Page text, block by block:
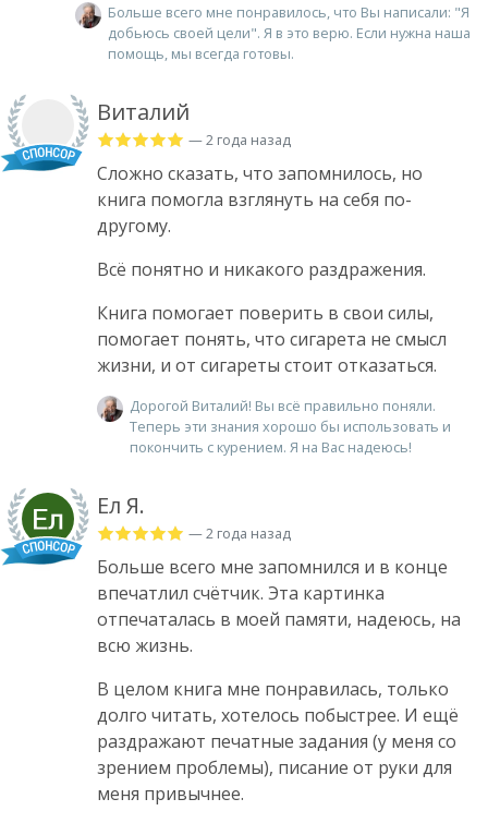
Больше всего мне понравилось, что Вы написали: "Я
добьюсь своей цели". Я в это верю. Если нужна наша
помощь, мы всегда готовы.
Виталий
— 2 года назад
Сложно сказать, что запомнилось, но
книга помогла взглянуть на себя по-
другому.
Всё понятно и никакого раздражения.
Книга помогает поверить в свои силы,
помогает понять, что сигарета не смысл
жизни, и от сигареты стоит отказаться.
Дорогой Виталий! Вы всё правильно поняли.
Теперь эти знания хорошо бы использовать и
покончить с курением. Я на Вас надеюсь!
Ел Я.
— 2 года назад
Больше всего мне запомнился и в конце
впечатлил счётчик. Эта картинка
отпечаталась в моей памяти, надеюсь, на
всю жизнь.
В целом книга мне понравилась, только
долго читать, хотелось побыстрее. И ещё
раздражают печатные задания (у меня со
зрением проблемы), писание от руки для
меня привычнее.